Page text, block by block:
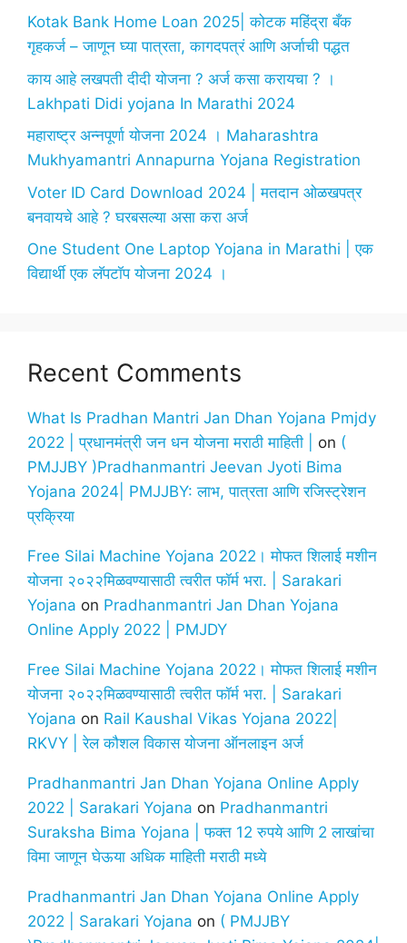
Kotak Bank Home Loan 2025| कोटक महिंद्रा बँक
गृहकर्ज – जाणून घ्या पात्रता, कागदपत्रं आणि अर्जाची पद्धत
काय आहे लखपती दीदी योजना ? अर्ज कसा करायचा ? ।
Lakhpati Didi yojana In Marathi 2024
महाराष्ट्र अन्नपूर्णा योजना 2024 । Maharashtra
Mukhyamantri Annapurna Yojana Registration
Voter ID Card Download 2024 | मतदान ओळखपत्र
बनवायचे आहे ? घरबसल्या असा करा अर्ज
One Student One Laptop Yojana in Marathi | एक
विद्यार्थी एक लॅपटॉप योजना 2024 ।
Recent Comments
What Is Pradhan Mantri Jan Dhan Yojana Pmjdy
2022 | प्रधानमंत्री जन धन योजना मराठी माहिती |
on (
PMJJBY )Pradhanmantri Jeevan Jyoti Bima
Yojana 2024| PMJJBY: लाभ, पात्रता आणि रजिस्ट्रेशन
प्रक्रिया
Free Silai Machine Yojana 2022। मोफत शिलाई मशीन
योजना २०२२मिळवण्यासाठी त्वरीत फॉर्म भरा. | Sarakari
Yojana on Pradhanmantri Jan Dhan Yojana
Online Apply 2022 | PMJDY
Free Silai Machine Yojana 2022। मोफत शिलाई मशीन
योजना २०२२मिळवण्यासाठी त्वरीत फॉर्म भरा. | Sarakari
Yojana on Rail Kaushal Vikas Yojana 2022|
RKVY | रेल कौशल विकास योजना ऑनलाइन अर्ज
Pradhanmantri Jan Dhan Yojana Online Apply
2022 | Sarakari Yojana on Pradhanmantri
Suraksha Bima Yojana | फक्त 12 रुपये आणि 2 लाखांचा
विमा जाणून घेऊया अधिक माहिती मराठी मध्ये
Pradhanmantri Jan Dhan Yojana Online Apply
2022 | Sarakari Yojana on ( PMJJBY